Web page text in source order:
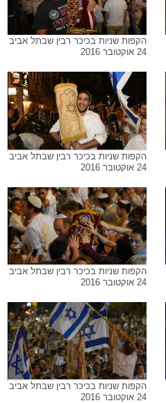
הקפות שניות בכיכר רבין שבתל אביב
24 אוקטובר 2016
הקפות שניות בכיכר רבין שבתל אביב
24 אוקטובר 2016
הקפות שניות בכיכר רבין שבתל אביב
24 אוקטובר 2016
הקפות שניות בכיכר רבין שבתל אביב
24 אוקטובר 2016